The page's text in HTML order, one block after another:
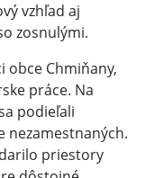
vzhľad aj
zosnulými.
obce Chmiňany,
práce. Na
podieľali
nezamestnaných.
priestory